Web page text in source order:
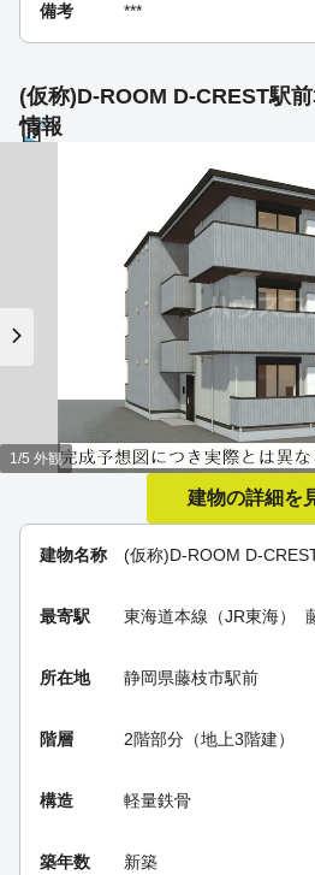
備考 ***
(仮称)D-ROOM D-CREST駅
情報
建物名称 (仮称)D-ROOM D-
最寄駅 東海道本線（JR東海）
所在地 静岡県藤枝市駅前
階層 2階部分（地上3階建）
構造 軽量鉄骨
築年数 新築
1/5 外観
建物の詳細を